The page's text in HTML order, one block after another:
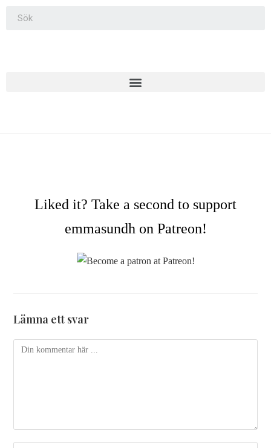
Liked it? Take a second to support
emmasundh on Patreon!
Lämna ett svar